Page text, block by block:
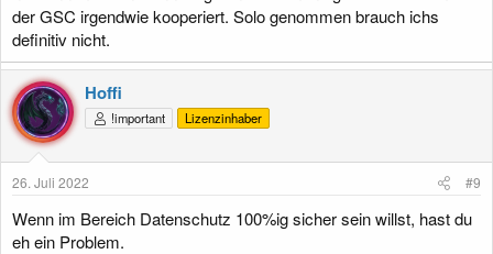
der GSC irgendwie kooperiert. Solo genommen brauch ichs
definitiv nicht.
Hoffi
!important Lizenzinhaber
26. Juli 2022 #9
Wenn im Bereich Datenschutz 100%ig sicher sein willst, hast du
eh ein Problem.